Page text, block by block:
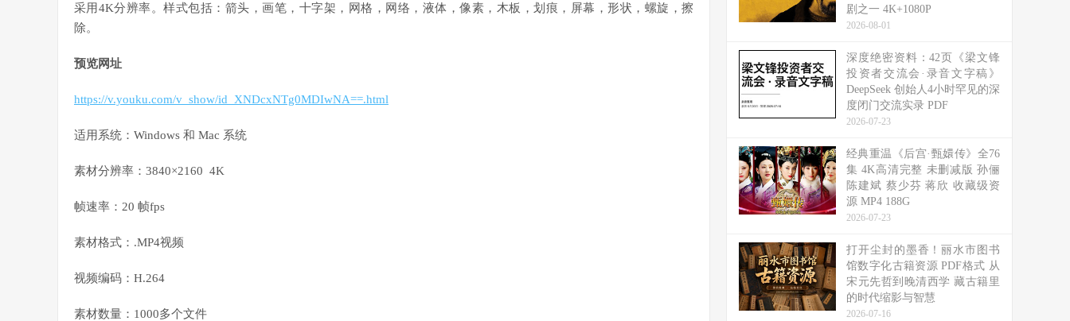
采用4K分辨率。样式包括：箭头，画笔，十字架，网格，网络，液体，像素，木板，划痕，屏幕，形状，螺旋，擦
除。
预览网址
https://v.youku.com/v_show/id_XNDcxNTg0MDIwNA==.html
适用系统：Windows 和 Mac 系统
素材分辨率：3840×2160 4K
帧速率：20 帧fps
素材格式：.MP4视频
视频编码：H.264
素材数量：1000多个文件
剧之一 4K+1080P
2026-08-01
深度绝密资料：42页《梁文锋
投资者交流会·录音文字稿》
DeepSeek 创始人4小时罕见的深
度闭门交流实录 PDF
2026-07-23
经典重温《后宫·甄嬛传》全76
集 4K高清完整 未删减版 孙俪
陈建斌 蔡少芬 蒋欣 收藏级资
源 MP4 188G
2026-07-23
打开尘封的墨香！丽水市图书
馆数字化古籍资源 PDF格式 从
宋元先哲到晚清西学 藏古籍里
的时代缩影与智慧
2026-07-16